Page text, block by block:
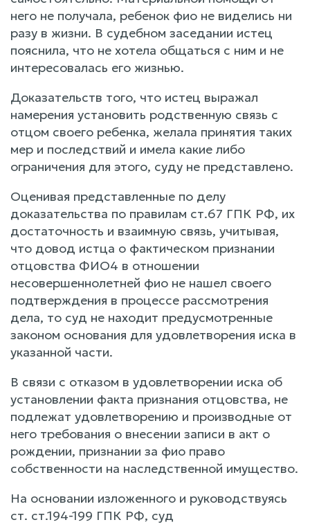
него не получала, ребенок фио не виделись ни
разу в жизни. В судебном заседании истец
пояснила, что не хотела общаться с ним и не
интересовалась его жизнью.
Доказательств того, что истец выражал
намерения установить родственную связь с
отцом своего ребенка, желала принятия таких
мер и последствий и имела какие либо
ограничения для этого, суду не представлено.
Оценивая представленные по делу
доказательства по правилам ст.67 ГПК РФ, их
достаточность и взаимную связь, учитывая,
что довод истца о фактическом признании
отцовства ФИО4 в отношении
несовершеннолетней фио не нашел своего
подтверждения в процессе рассмотрения
дела, то суд не находит предусмотренные
законом основания для удовлетворения иска в
указанной части.
В связи с отказом в удовлетворении иска об
установлении факта признания отцовства, не
подлежат удовлетворению и производные от
него требования о внесении записи в акт о
рождении, признании за фио право
собственности на наследственной имущество.
На основании изложенного и руководствуясь
ст. ст.194-199 ГПК РФ, суд